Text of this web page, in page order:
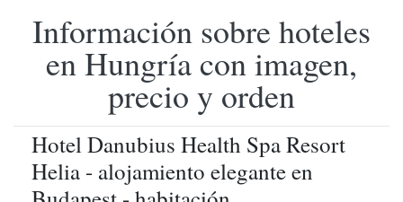
Información sobre hoteles
en Hungría con imagen,
precio y orden
Hotel Danubius Health Spa Resort
Helia - alojamiento elegante en